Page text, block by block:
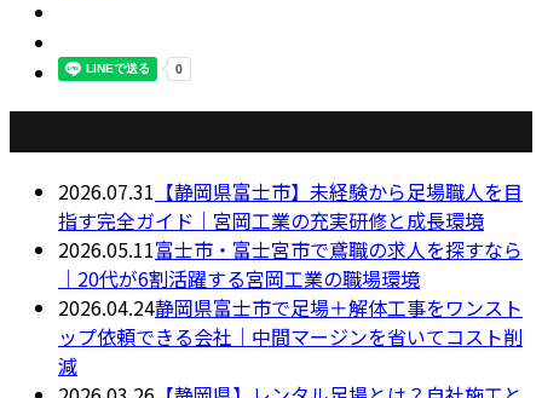
2026.07.31 【静岡県富士市】未経験から足場職人を目
指す完全ガイド｜宮岡工業の充実研修と成長環境
2026.05.11富士市・富士宮市で鳶職の求人を探すなら
｜20代が6割活躍する宮岡工業の職場環境
2026.04.24静岡県富士市で足場＋解体工事をワンスト
ップ依頼できる会社｜中間マージンを省いてコスト削
減